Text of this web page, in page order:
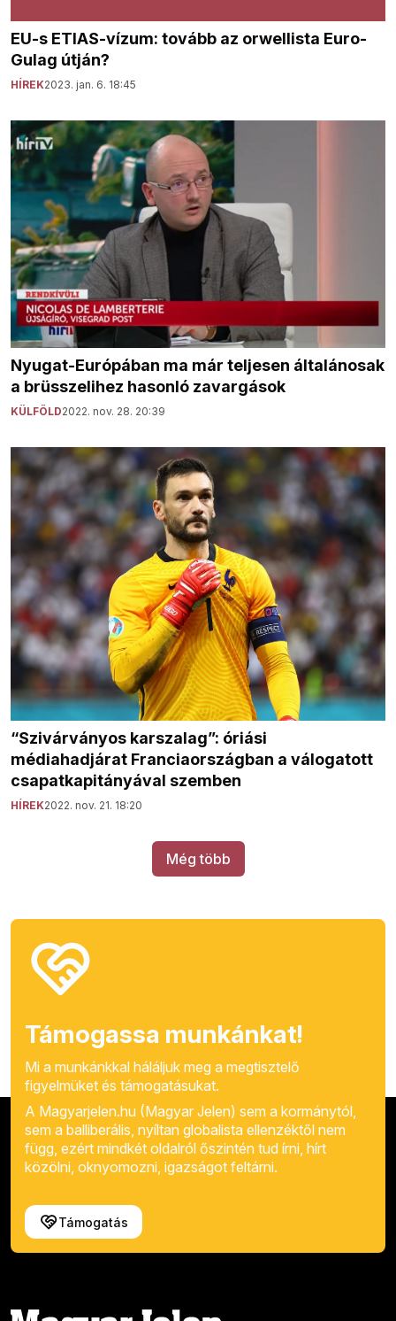
EU-s ETIAS-vízum: tovább az orwellista Euro-
Gulag útján?
HÍREK2023. jan. 6. 18:45
Nyugat-Európában ma már teljesen általánosak
a brüsszelihez hasonló zavargások
KÜLFÖLD2022. nov. 28. 20:39
“Szivárványos karszalag”: óriási
médiahadjárat Franciaországban a válogatott
csapatkapitányával szemben
HÍREK2022. nov. 21. 18:20
Még több
Támogassa munkánkat!
Mi a munkánkkal háláljuk meg a megtisztelő
figyelmüket és támogatásukat.
A Magyarjelen.hu (Magyar Jelen) sem a kormánytól,
sem a balliberális, nyíltan globalista ellenzéktől nem
függ, ezért mindkét oldalról őszintén tud írni, hírt
közölni, oknyomozni, igazságot feltárni.
Támogatás